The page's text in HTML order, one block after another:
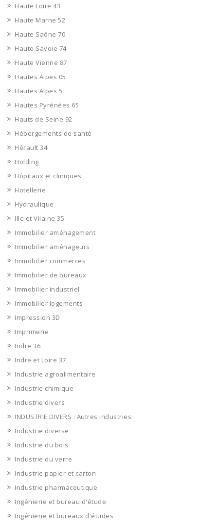
Haute Loire 43
Haute Marne 52
Haute Saône 70
Haute Savoie 74
Haute Vienne 87
Hautes Alpes 05
Hautes Alpes 5
Hautes Pyrénées 65
Hauts de Seine 92
Hébergements de santé
Hérault 34
Holding
Hôpitaux et cliniques
Hotellerie
Hydraulique
Ille et Vilaine 35
Immobilier aménagement
Immobilier aménageurs
Immobilier commerces
Immobilier de bureaux
Immobilier industriel
Immobilier logements
Impression 3D
Imprimerie
Indre 36
Indre et Loire 37
Industrie agroalimentaire
Industrie chimique
Industrie divers
INDUSTRIE DIVERS : Autres industries
Industrie diverse
Industrie du bois
Industrie du verre
Industrie papier et carton
Industrie pharmaceutique
Ingénierie et bureau d'étude
Ingénierie et bureaux d'études